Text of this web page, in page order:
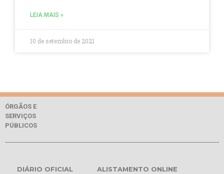
LEIA MAIS »
10 de setembro de 2021
ÓRGÃOS E
SERVIÇOS
PÚBLICOS
DIÁRIO OFICIAL ALISTAMENTO ONLINE